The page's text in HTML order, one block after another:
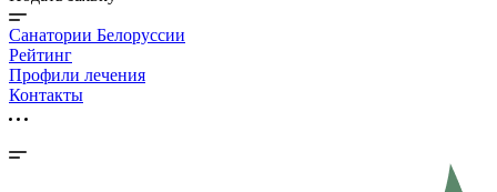
Санатории Белоруссии
Рейтинг
Профили лечения
Контакты